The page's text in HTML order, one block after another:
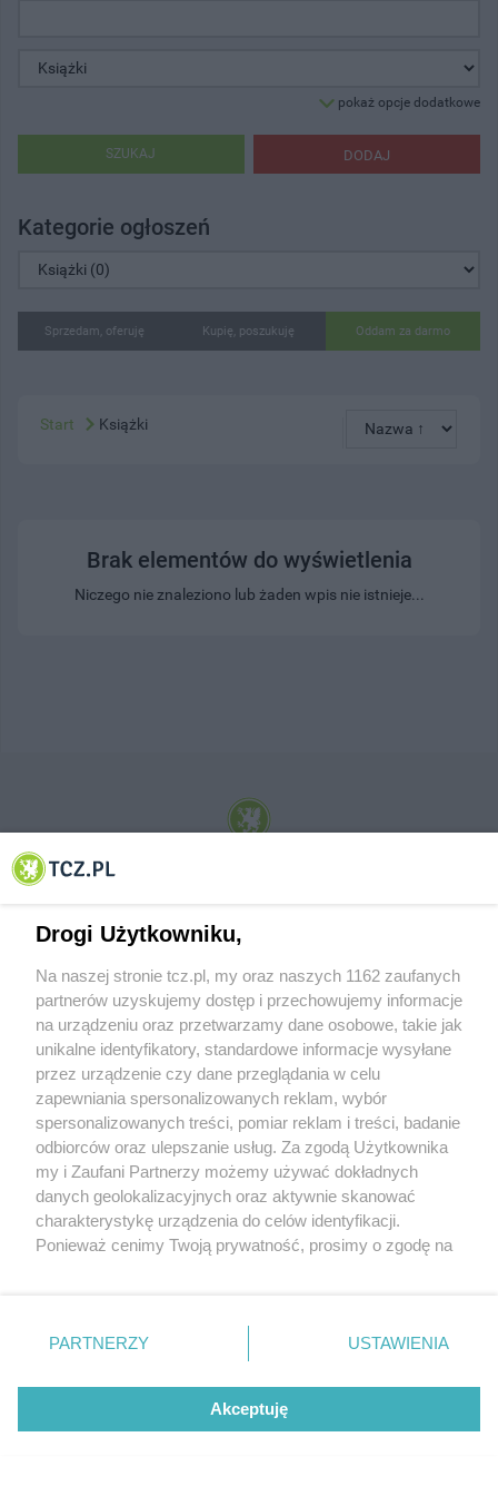
pokaż opcje dodatkowe
DODAJ
SZUKAJ
Kategorie ogłoszeń
Sprzedam, oferuję Kupię, poszukuję Oddam za darmo
Start Książki
Brak elementów do wyświetlenia
Niczego nie znaleziono lub żaden wpis nie istnieje...
© 2001-2026 Tczew - TCZ.PL Sp. z o.o. Internetowy Serwis Informacyjny Miasta
O FIRMIE POLITYKA PRYWATNOŚCI HOSTING
REKLAMA WSPÓŁPRACA RSS FACEBOOK KONTAKT
Nasze serwisy
Aktualności
Tcz24
Historia miasta
Muzyka i kultura
Archiwum wydarzeń
Zdjęcia miasta
Drogi Użytkowniku,
Na naszej stronie tcz.pl, my oraz naszych 1162 zaufanych
partnerów uzyskujemy dostęp i przechowujemy informacje
na urządzeniu oraz przetwarzamy dane osobowe, takie jak
unikalne identyfikatory, standardowe informacje wysyłane
przez urządzenie czy dane przeglądania w celu
zapewniania spersonalizowanych reklam, wybór
spersonalizowanych treści, pomiar reklam i treści, badanie
odbiorców oraz ulepszanie usług. Za zgodą Użytkownika
my i Zaufani Partnerzy możemy używać dokładnych
danych geolokalizacyjnych oraz aktywnie skanować
charakterystykę urządzenia do celów identyfikacji.
Ponieważ cenimy Twoją prywatność, prosimy o zgodę na
znajdujący się w lewym dolnym rogu strony
. Niektóre
przetwarzaniu. Preferencje będą miały zastosowania tylko
PARTNERZY USTAWIENIA
Akceptuję